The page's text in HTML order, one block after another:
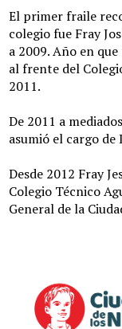
El primer fraile
colegio fue Fray
a 2009. Año en
al frente del
2011.
De 2011 a
asumió el cargo de
Desde 2012 Fray
Colegio Técnico
General de la